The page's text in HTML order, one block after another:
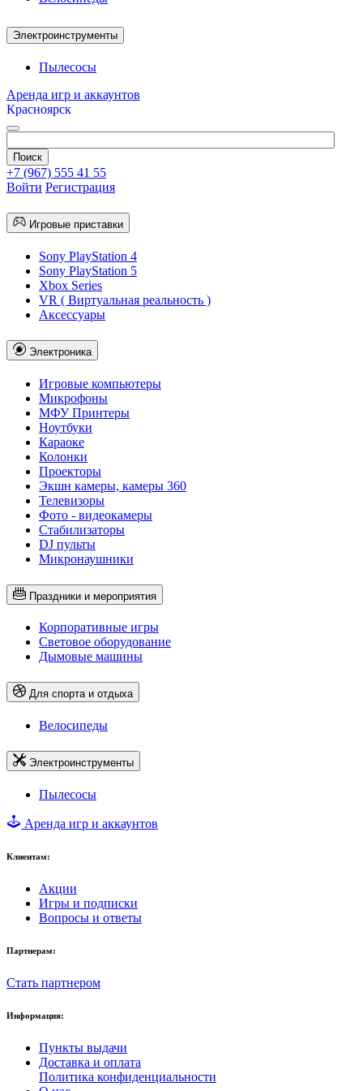
Электроинструменты
Пылесосы
Аренда игр и аккаунтов
Красноярск
+7 (967) 555 41 55
Войти Регистрация
Игровые приставки
Sony PlayStation 4
Sony PlayStation 5
Xbox Series
VR ( Виртуальная реальность )
Аксессуары
Электроника
Игровые компьютеры
Микрофоны
МФУ Принтеры
Ноутбуки
Караоке
Колонки
Проекторы
Экшн камеры, камеры 360
Телевизоры
Фото - видеокамеры
Стабилизаторы
DJ пульты
Микронаушники
Праздники и мероприятия
Корпоративные игры
Световое оборудование
Дымовые машины
Для спорта и отдыха
Велосипеды
Электроинструменты
Пылесосы
Аренда игр и аккаунтов
Клиентам:
Акции
Игры и подписки
Вопросы и ответы
Партнерам:
Стать партнером
Информация:
Пункты выдачи
Доставка и оплата
Политика конфиденциальности